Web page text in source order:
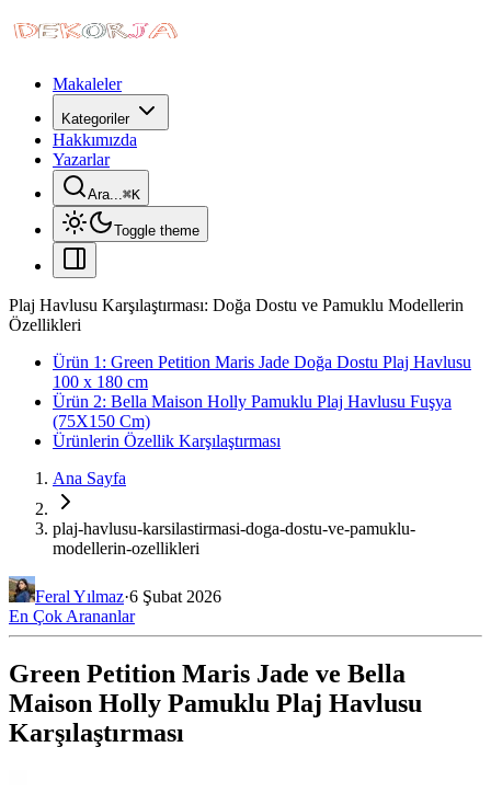
Makaleler
Kategoriler
Hakkımızda
Yazarlar
Ara...⌘K
Toggle theme
Plaj Havlusu Karşılaştırması: Doğa Dostu ve Pamuklu Modellerin
Özellikleri
Ürün 1: Green Petition Maris Jade Doğa Dostu Plaj Havlusu
100 x 180 cm
Ürün 2: Bella Maison Holly Pamuklu Plaj Havlusu Fuşya
(75X150 Cm)
Ürünlerin Özellik Karşılaştırması
Ana Sayfa
plaj-havlusu-karsilastirmasi-doga-dostu-ve-pamuklu-
modellerin-ozellikleri
Feral Yılmaz·6 Şubat 2026
En Çok Arananlar
Green Petition Maris Jade ve Bella
Maison Holly Pamuklu Plaj Havlusu
Karşılaştırması